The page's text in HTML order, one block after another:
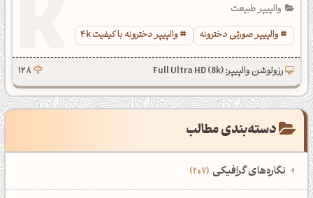
والپیپر طبیعت
والپیپر صورتی دخترونه
والپیپر دخترونه با کیفیت 4k
رزولوشن والپیپر: Full Ultra HD (8k) 128
دسته‌بندی مطالب
نگاره‌های گرافیکی 207